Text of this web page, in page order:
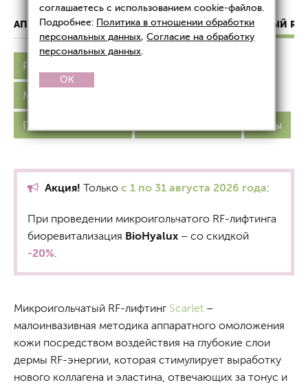
АППАРАТНАЯ КОСМЕТОЛОГИЯ МИКРОИГОЛЬЧАТЫЙ RF-
Радиочастотный RF-лифтинг
Morpheus
Противопоказания Цены
Акция! Только с 1 по 31 августа 2026 года:
При проведении микроигольчатого RF-лифтинга
биоревитализация BioHyalux – со скидкой
-20%
Микроигольчатый RF-лифтинг Scarlet –
малоинвазивная методика аппаратного омоложения
кожи посредством воздействия на глубокие слои
дермы RF-энергии, которая стимулирует выработку
нового коллагена и эластина, отвечающих за тонус и
соглашаетесь с использованием cookie-файлов.
Подробнее: Политика в отношении обработки
персональных данных,Согласие на обработку
персональных данных.
OK